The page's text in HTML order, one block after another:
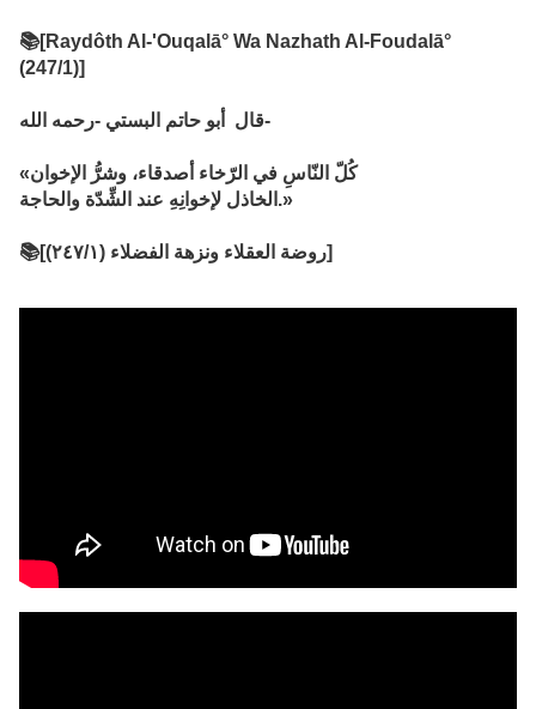
📚[Raydôth Al-'Ouqalā° Wa Nazhath Al-Foudalā°
(247/1)]
‏قال أبو حاتم البستي -رحمه الله-
«كُلّ النّاسِ في الرّخاء أصدقاء، وشرُّ الإخوان
الخاذل لإخوانِهِ عند الشِّدّة والحاجة.»
📚[روضة العقلاء ونزهة الفضلاء (٢٤٧/١)]